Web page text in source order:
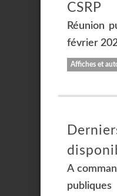
CSRP
Réunion
février
Affiches et
A
publiques